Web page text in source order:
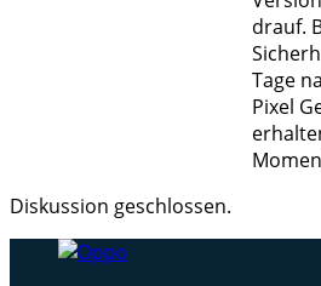
drauf.
Tage
Pixel
Diskussion geschlossen.